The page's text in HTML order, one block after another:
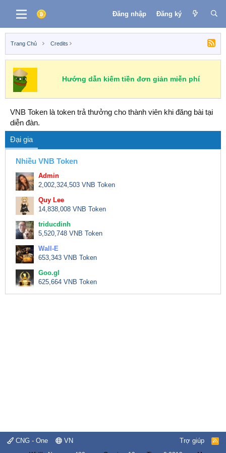
Đăng nhập Đăng ký
Trang Chủ Credits
Hướng dẫn kiếm tiền đơn giản miễn phí
VNB Token là token trả thưởng cho thành viên khi đăng bài tại
diễn đàn.
Đại gia
Nhiều VNB Token
Admin
2,002,324,503 VNB Token
Quy Lee
14,838,008 VNB Token
triducdinh
5,520,748 VNB Token
Wall-E
653,343 VNB Token
Goo.gl
625,664 VNB Token
CNG - One VN Trợ giúp
R